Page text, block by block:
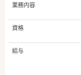
業務内容
資格
給与